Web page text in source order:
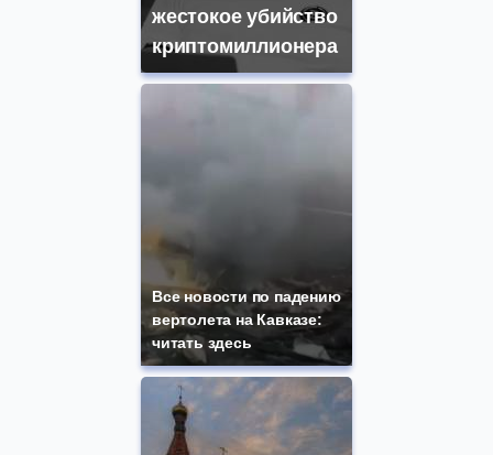
жестокое убийство
криптомиллионера
Все новости по падению
вертолета на Кавказе:
читать здесь